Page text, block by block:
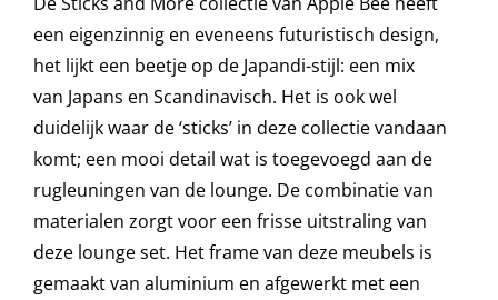
Verlichting
Onderhoud
Accessoires en Kado
Onze merken
een eigenzinnig en eveneens futuristisch design,
het lijkt een beetje op de Japandi-stijl: een mix
van Japans en Scandinavisch. Het is ook wel
duidelijk waar de ‘sticks’ in deze collectie vandaan
komt; een mooi detail wat is toegevoegd aan de
rugleuningen van de lounge. De combinatie van
materialen zorgt voor een frisse uitstraling van
deze lounge set. Het frame van deze meubels is
gemaakt van aluminium en afgewerkt met een